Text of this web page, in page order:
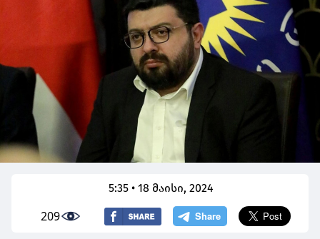
5:35 • 18 მაისი, 2024
209